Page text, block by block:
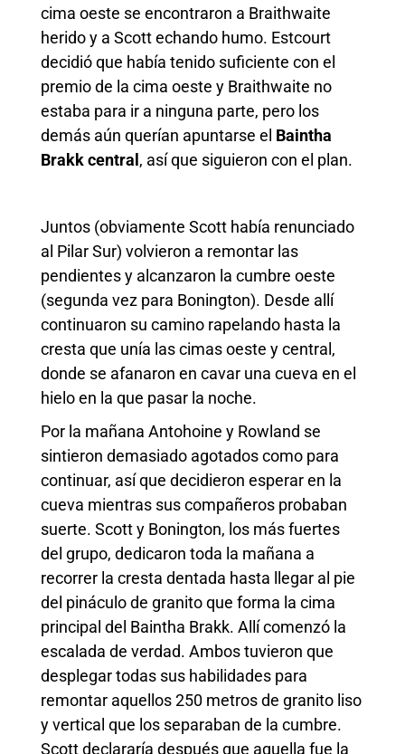
cima oeste se encontraron a Braithwaite
herido y a Scott echando humo. Estcourt
decidió que había tenido suficiente con el
premio de la cima oeste y Braithwaite no
estaba para ir a ninguna parte, pero los
demás aún querían apuntarse el Baintha
Brakk central , así que siguieron con el plan.
Juntos (obviamente Scott había renunciado
al Pilar Sur) volvieron a remontar las
pendientes y alcanzaron la cumbre oeste
(segunda vez para Bonington). Desde allí
continuaron su camino rapelando hasta la
cresta que unía las cimas oeste y central,
donde se afanaron en cavar una cueva en el
hielo en la que pasar la noche.
Por la mañana Antohoine y Rowland se
sintieron demasiado agotados como para
continuar, así que decidieron esperar en la
cueva mientras sus compañeros probaban
suerte. Scott y Bonington, los más fuertes
del grupo, dedicaron toda la mañana a
recorrer la cresta dentada hasta llegar al pie
del pináculo de granito que forma la cima
principal del Baintha Brakk. Allí comenzó la
escalada de verdad. Ambos tuvieron que
desplegar todas sus habilidades para
remontar aquellos 250 metros de granito liso
y vertical que los separaban de la cumbre.
Scott declararía después que aquella fue la